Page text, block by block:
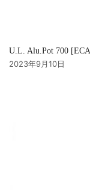
U.L. Alu.Pot 700
2023年9月10日